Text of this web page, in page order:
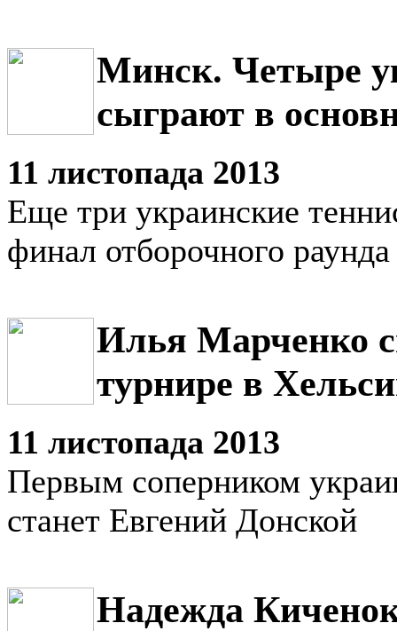
Минск. Четыре
сыграют в
11 листопада 2013
Еще три украинские
финал отборочного раунда
Илья Марченко
турнире в
11 листопада 2013
Первым соперником
станет Евгений Донской
Надежда